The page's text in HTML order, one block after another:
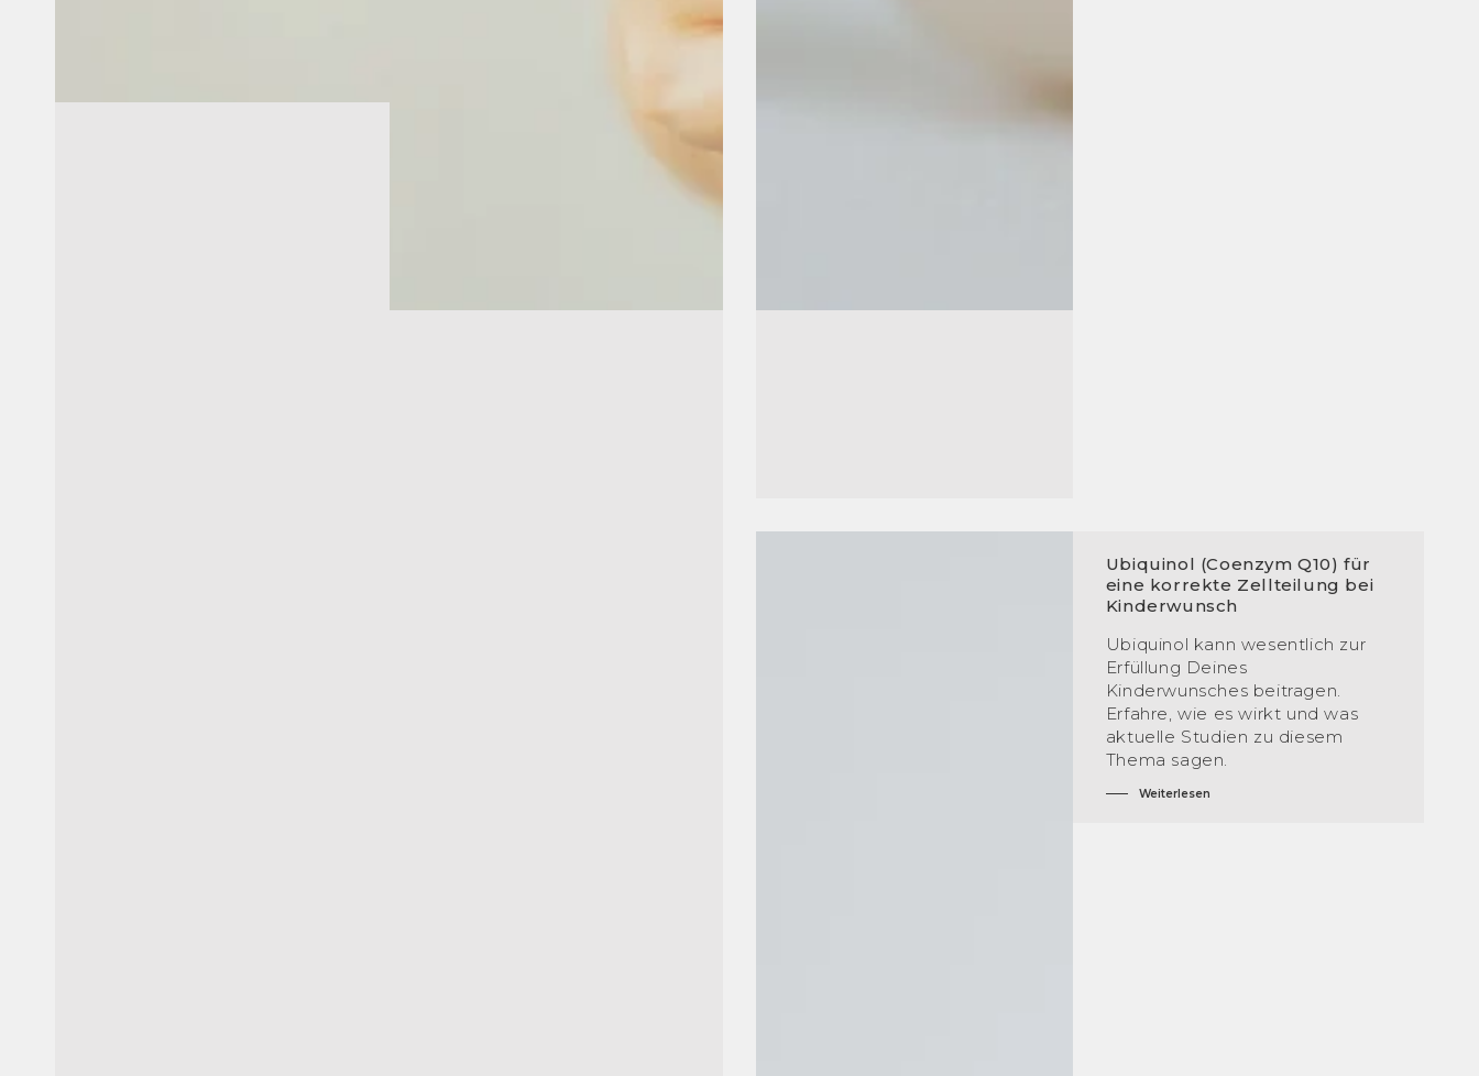
Ubiquinol (Coenzym Q10) für
eine korrekte Zellteilung bei
Kinderwunsch
Ubiquinol kann wesentlich zur
Erfüllung Deines
Kinderwunsches beitragen.
Erfahre, wie es wirkt und was
aktuelle Studien zu diesem
Thema sagen.
Weiterlesen